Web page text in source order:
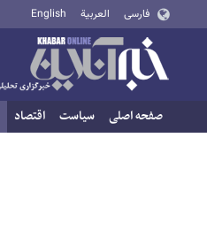
فارسی العربية English
صفحه اصلی سیاست اقتصاد